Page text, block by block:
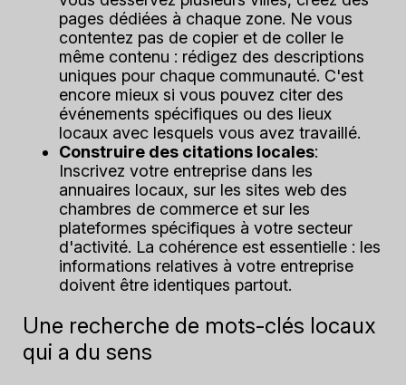
pages dédiées à chaque zone. Ne vous
contentez pas de copier et de coller le
même contenu : rédigez des descriptions
uniques pour chaque communauté. C'est
encore mieux si vous pouvez citer des
événements spécifiques ou des lieux
locaux avec lesquels vous avez travaillé.
Construire des citations locales:
Inscrivez votre entreprise dans les
annuaires locaux, sur les sites web des
chambres de commerce et sur les
plateformes spécifiques à votre secteur
d'activité. La cohérence est essentielle : les
informations relatives à votre entreprise
doivent être identiques partout.
Une recherche de mots-clés locaux
qui a du sens